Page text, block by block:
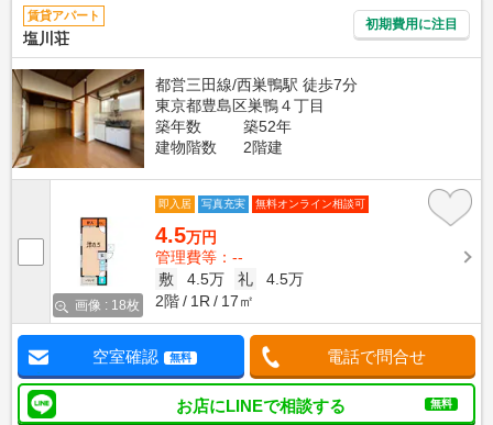
賃貸アパート
塩川荘
初期費用に注目
都営三田線/西巣鴨駅 徒歩7分
東京都豊島区巣鴨４丁目
築年数
築52年
建物階数
2階建
画像 : 18枚
即入居 写真充実 無料オンライン相談可
4.5万円
管理費等：--
敷
4.5万 礼
4.5万
2階
1R 17㎡
空室確認 無料 電話で問合せ
お店にLINEで相談する 無料